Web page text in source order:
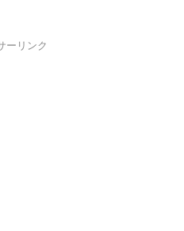
ーリンク